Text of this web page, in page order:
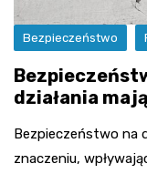
Bezpieczeństwo
działania
Bezpieczeństwo na
znaczeniu,